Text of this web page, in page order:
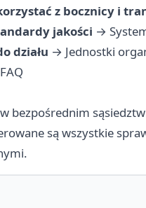
z bocznicy i
jakości →
działu → Jednostki
FAQ
bezpośrednim
są wszystkie